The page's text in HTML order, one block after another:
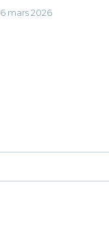
6 mars 2026